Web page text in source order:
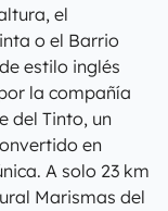
el
o el Barrio
estilo inglés
la compañía
del Tinto, un
en
A solo 23 km
Marismas del